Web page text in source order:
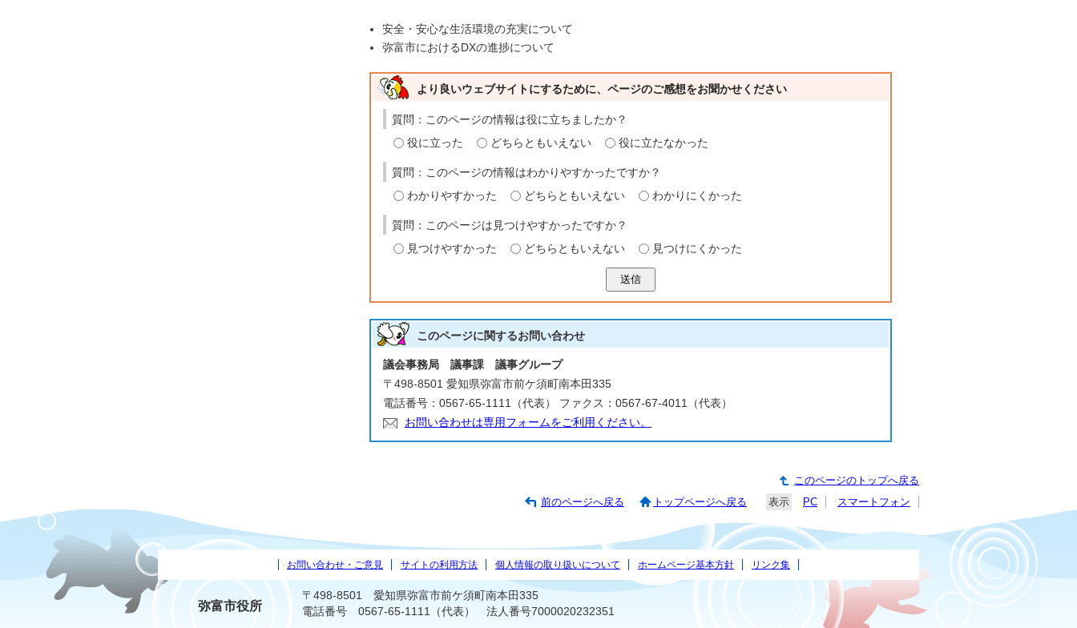
安全・安心な生活環境の充実について
弥富市におけるDXの進捗について
より良いウェブサイトにするために、ページのご感想をお聞かせください
質問：このページの情報は役に立ちましたか？
役に立った
どちらともいえない 役に立たなかった
質問：このページの情報はわかりやすかったですか？
わかりやすかった
どちらともいえない わかりにくかった
質問：このページは見つけやすかったですか？
見つけやすかった
どちらともいえない 見つけにくかった
送信
このページに関するお問い合わせ
議会事務局 議事課 議事グループ
〒498-8501 愛知県弥富市前ケ須町南本田335
電話番号：0567-65-1111（代表） ファクス：0567-67-4011（代表）
お問い合わせは専用フォームをご利用ください。
このページのトップへ戻る
前のページへ戻る
トップページへ戻る 表示 PC スマートフォン
お問い合わせ・ご意見 サイトの利用方法 個人情報の取り扱いについて ホームページ基本方針 リンク集
弥富市役所
〒498-8501 愛知県弥富市前ケ須町南本田335
電話番号 0567-65-1111（代表） 法人番号7000020232351